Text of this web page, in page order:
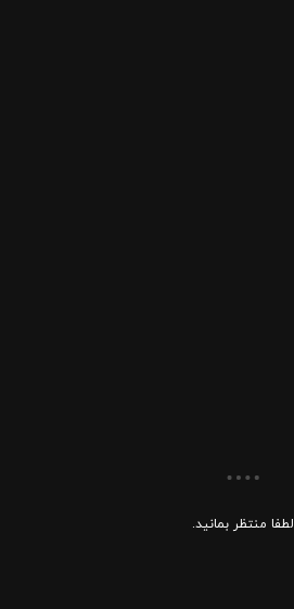
لطفا منتظر بمانید.